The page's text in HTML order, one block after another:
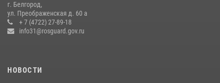
кражи из магазина
14 июля 2026, 07:13
г. Белгород,
ул. Преображенская д. 60 а
+ 7 (4722) 27-89-18
info31@rosguard.gov.ru
НОВОСТИ